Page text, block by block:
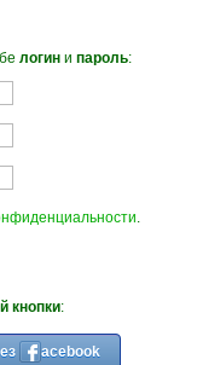
логин и пароль:
.
кнопки:
acebook